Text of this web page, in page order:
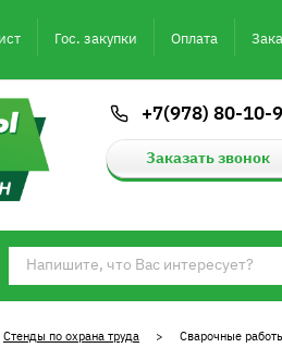
Гос. закупки Оплата
+7(978) 80-10-
Заказать звонок
Стенды по охрана труда > Сварочные